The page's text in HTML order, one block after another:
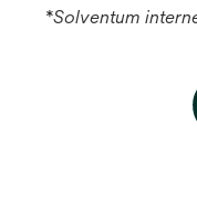
*Solventum